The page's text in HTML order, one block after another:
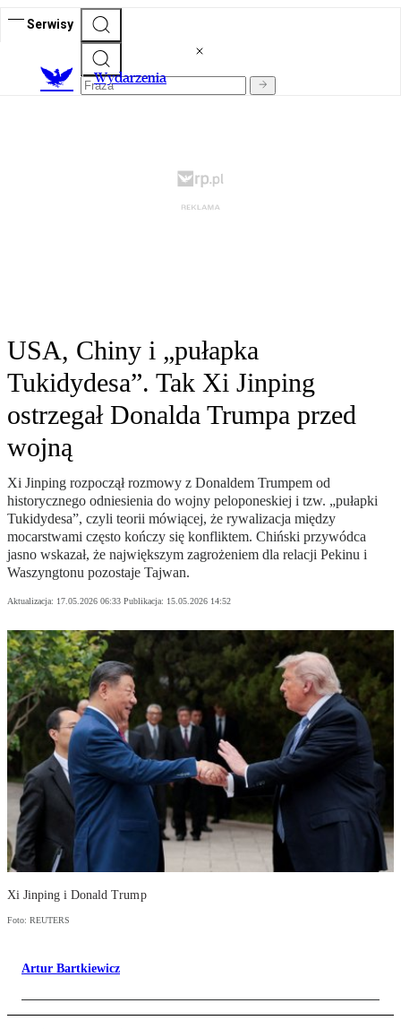
Serwisy
Wydarzenia
USA, Chiny i „pułapka
Tukidydesa”. Tak Xi Jinping
ostrzegał Donalda Trumpa przed
wojną
Xi Jinping rozpoczął rozmowy z Donaldem Trumpem od
historycznego odniesienia do wojny peloponeskiej i tzw. „pułapki
Tukidydesa”, czyli teorii mówiącej, że rywalizacja między
mocarstwami często kończy się konfliktem. Chiński przywódca
jasno wskazał, że największym zagrożeniem dla relacji Pekinu i
Waszyngtonu pozostaje Tajwan.
Aktualizacja: 17.05.2026 06:33 Publikacja: 15.05.2026 14:52
Xi Jinping i Donald Trump
Foto: REUTERS
Artur Bartkiewicz